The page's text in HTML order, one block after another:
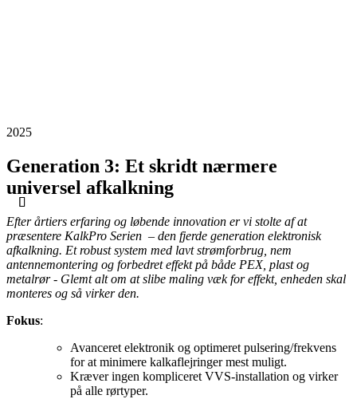
2025
Generation 3: Et skridt nærmere
universel afkalkning
Efter årtiers erfaring og løbende innovation er vi stolte af at
præsentere KalkPro Serien – den fjerde generation elektronisk
afkalkning. Et robust system med lavt strømforbrug, nem
antennemontering og forbedret effekt på både PEX, plast og
metalrør - Glemt alt om at slibe maling væk for effekt, enheden skal
monteres og så virker den.
Fokus:
Avanceret elektronik og optimeret pulsering/frekvens
for at minimere kalkaflejringer mest muligt.
Kræver ingen kompliceret VVS-installation og virker
på alle rørtyper.